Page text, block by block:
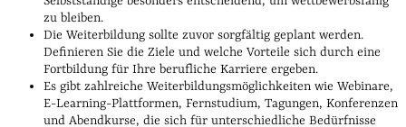
zu bleiben.
Die Weiterbildung sollte zuvor sorgfältig geplant werden.
Definieren Sie die Ziele und welche Vorteile sich durch eine
Fortbildung für Ihre berufliche Karriere ergeben.
Es gibt zahlreiche Weiterbildungsmöglichkeiten wie Webinare,
E-Learning-Plattformen, Fernstudium, Tagungen, Konferenzen
und Abendkurse, die sich für unterschiedliche Bedürfnisse